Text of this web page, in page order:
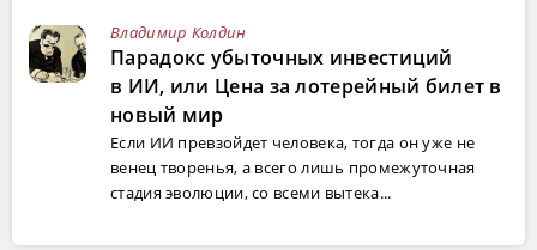
Владимир Колдин
Парадокс убыточных инвестиций
в ИИ, или Цена за лотерейный билет в
новый мир
Если ИИ превзойдет человека, тогда он уже не
венец творенья, а всего лишь промежуточная
стадия эволюции, со всеми вытека...